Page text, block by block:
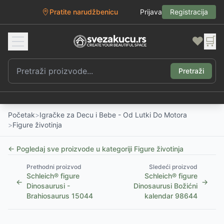
Pratite narudžbenicu Prijava Registracija
❤️ 🛒
Pretraži
Početak>Igračke za Decu i Bebe - Od Lutki Do Motora
>Figure životinja
← Pogledaj sve proizvode u kategoriji Figure životinja
←
Prethodni proizvod
Schleich® figure
Dinosaurusi -
Brahiosaurus 15044
Sledeći proizvod
Schleich® figure
Dinosaurusi Božićni
kalendar 98644
→